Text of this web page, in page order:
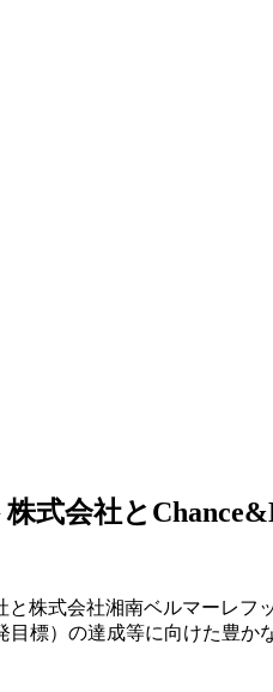
式会社と
株式会社湘南ベルマーレ
目標）の達成等に向けた